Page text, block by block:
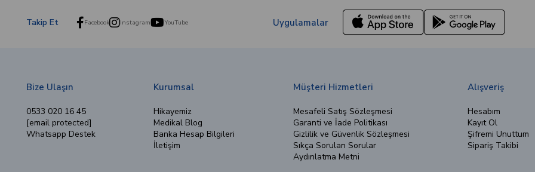
Takip Et Facebook Instagram YouTube Uygulamalar
Bize Ulaşın
0533 020 16 45
[email protected]
Whatsapp Destek
Kurumsal
Hikayemiz
Medikal Blog
Banka Hesap Bilgileri
İletişim
Müşteri Hizmetleri
Mesafeli Satış Sözleşmesi
Garanti ve İade Politikası
Gizlilik ve Güvenlik Sözleşmesi
Sıkça Sorulan Sorular
Aydınlatma Metni
Alışveriş
Hesabım
Kayıt Ol
Şifremi Unuttum
Sipariş Takibi